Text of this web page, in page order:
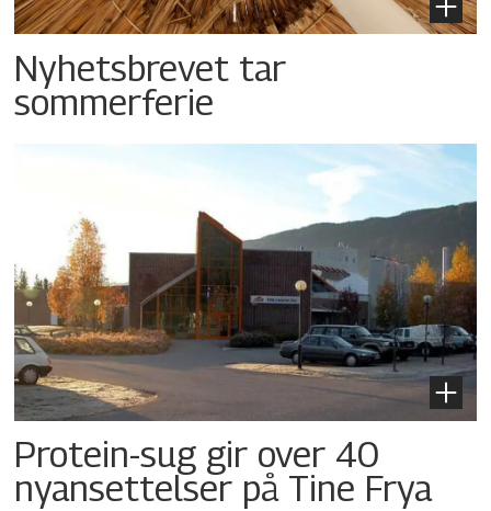
Nyhetsbrevet tar
sommerferie
Protein-sug gir over 40
nyansettelser på Tine Frya